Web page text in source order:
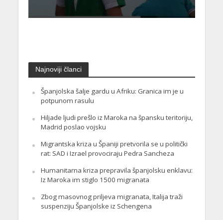
Najnoviji članci
Španjolska šalje gardu u Afriku: Granica im je u
potpunom rasulu
Hiljade ljudi prešlo iz Maroka na špansku teritoriju,
Madrid poslao vojsku
Migrantska kriza u Španiji pretvorila se u politički
rat: SAD i Izrael provociraju Pedra Sancheza
Humanitarna kriza prepravila španjolsku enklavu:
Iz Maroka im stiglo 1500 migranata
Zbog masovnog priljeva migranata, Italija traži
suspenziju Španjolske iz Schengena